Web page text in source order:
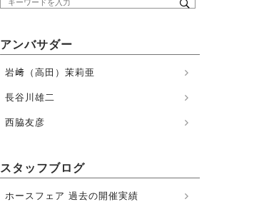
アンバサダー
岩﨑（高田）茉莉亜
長谷川雄二
西脇友彦
スタッフブログ
ホースフェア 過去の開催実績